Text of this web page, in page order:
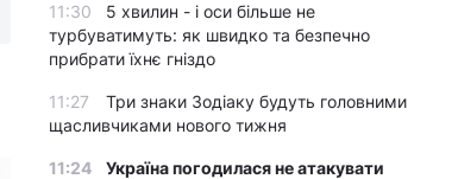
11:30
5 хвилин - і оси більше не
турбуватимуть: як швидко та безпечно
прибрати їхнє гніздо
11:27
Три знаки Зодіаку будуть головними
щасливчиками нового тижня
11:24
Україна погодилася не атакувати